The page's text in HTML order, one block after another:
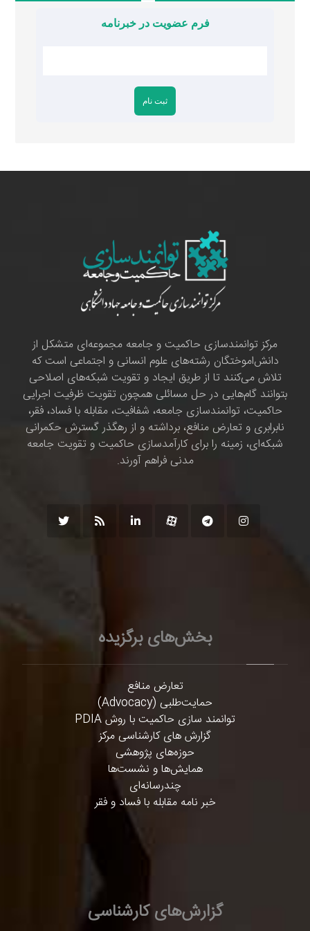
فرم عضویت در خبرنامه
مرکز توانمندسازی حاکمیت و جامعه مجموعه‌ای متشکل از
دانش‌اموختگان رشته‌های علوم انسانی و اجتماعی است که
تلاش می‌کنند تا از طریق ایجاد و تقویت شبکه‌های اصلاحی
بتوانند گام‌هایی در حل مسائلی همچون تقویت ظرفیت اجرایی
حاکمیت، توانمندسازی جامعه، شفافیت، مقابله با فساد، فقر،
نابرابری و تعارض منافع، برداشته و از رهگذر گسترش حکمرانی
شبکه‌ای، زمینه را برای کارآمدسازی حاکمیت و تقویت جامعه
مدنی فراهم آورند.
بخش‌های برگزیده
تعارض منافع
حمایت‌طلبی (Advocacy)
توانمند سازی حاکمیت با روش PDIA
گزارش های کارشناسی مرکز
حوزه‌های پژوهشی
همایش‌ها و نشست‌ها
چندرسانه‌ای
خبر نامه مقابله با فساد و فقر
گزارش‌های کارشناسی